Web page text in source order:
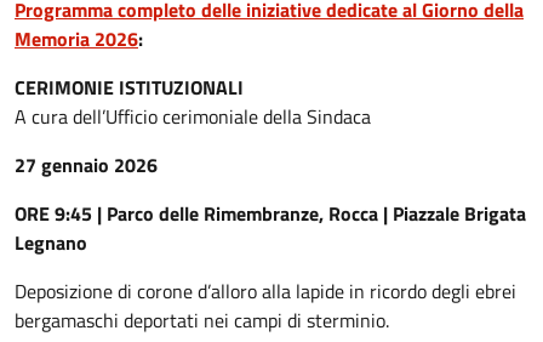
Programma completo delle iniziative dedicate al Giorno della
Memoria 2026:
CERIMONIE ISTITUZIONALI
A cura dell’Ufficio cerimoniale della Sindaca
27 gennaio 2026
ORE 9:45 | Parco delle Rimembranze, Rocca | Piazzale Brigata
Legnano
Deposizione di corone d’alloro alla lapide in ricordo degli ebrei
bergamaschi deportati nei campi di sterminio.